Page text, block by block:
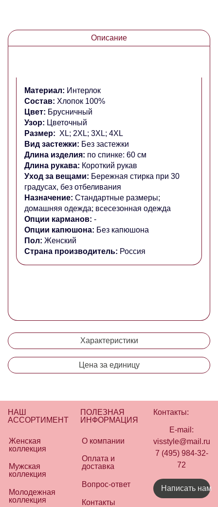
Описание
Материал: Интерлок
Состав: Хлопок 100%
Цвет: Брусничный
Узор: Цветочный
Размер: XL; 2XL; 3XL; 4XL
Вид застежки: Без застежки
Длина изделия: по спинке: 60 см
Длина рукава: Короткий рукав
Уход за вещами: Бережная стирка при 30
градусах, без отбеливания
Назначение: Стандартные размеры;
домашняя одежда; всесезонная одежда
Опции карманов: -
Опции капюшона: Без капюшона
Пол: Женский
Страна производитель: Россия
Характеристики
Цена за единицу
НАШ
АССОРТИМЕНТ
Женская
коллекция
Мужская
коллекция
Молодежная
коллекция
ПОЛЕЗНАЯ
ИНФОРМАЦИЯ
О компании
Оплата и
доставка
Вопрос-ответ
Контакты
Контакты:
E-mail:
visstyle@mail.ru
7 (495) 984-32-
72
Написать нам